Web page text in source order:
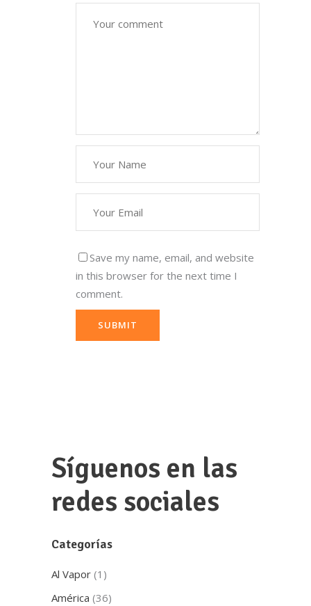
Save my name, email, and website
in this browser for the next time I
comment.
Síguenos en las
redes sociales
Categorías
Al Vapor (1)
América (36)